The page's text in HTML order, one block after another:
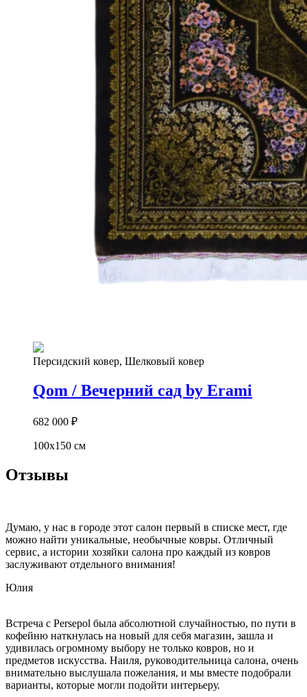
Персидский ковер, Шелковый ковер
Qom / Вечерний сад by Erami
682 000 ₽
100х150 см
Отзывы
Думаю, у нас в городе этот салон первый в списке мест, где
можно найти уникальные, необычные ковры. Отличный
сервис, а истории хозяйки салона про каждый из ковров
заслуживают отдельного внимания!
Юлия
Встреча с Persepol была абсолютной случайностью, по пути в
кофейню наткнулась на новый для себя магазин, зашла и
удивилась огромному выбору не только ковров, но и
предметов искусства. Наиля, руководительница салона, очень
внимательно выслушала пожелания, и мы вместе подобрали
варианты, которые могли подойти интерьеру.